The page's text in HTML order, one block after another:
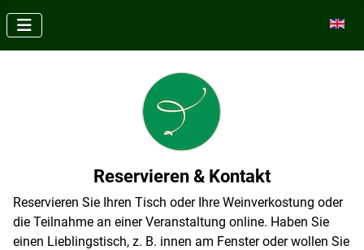
Reservieren & Kontakt
Reservieren Sie Ihren Tisch oder Ihre Weinverkostung oder
die Teilnahme an einer Veranstaltung online. Haben Sie
einen Lieblingstisch, z. B. innen am Fenster oder wollen Sie